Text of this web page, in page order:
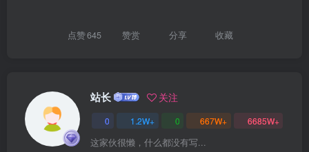
点赞645 赞赏 分享 收藏
站长 关注
0 1.2W+ 0 667W+ 6685W+
这家伙很懒，什么都没有写...